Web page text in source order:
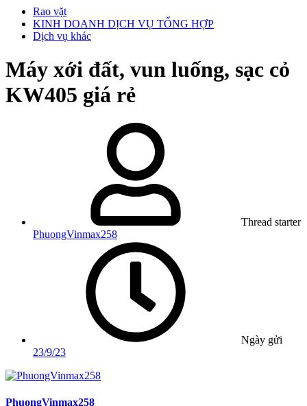
Rao vặt
KINH DOANH DỊCH VỤ TỔNG HỢP
Dịch vụ khác
Máy xới đất, vun luống, sạc cỏ
KW405 giá rẻ
Thread starter
PhuongVinmax258
Ngày gửi
23/9/23
PhuongVinmax258